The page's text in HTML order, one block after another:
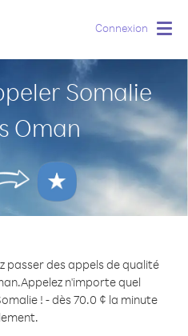
Connexion
Somalie
Oman
passer des appels de qualité
Appelez n'importe quel
! - dès 70.0 ¢ la minute